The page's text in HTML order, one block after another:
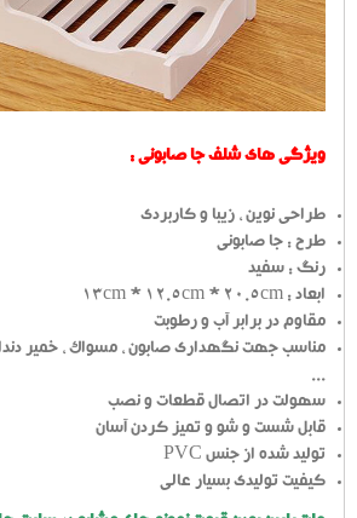
ویژگی های شلف جا صابونی :
طراحی نوین ، زیبا و کاربردی
طرح : جا صابونی
رنگ : سفید
ابعاد : 13cm * 12.5cm * 20.5cm
مقاوم در برابر آب و رطوبت
مناسب جهت نگهداری صابون ، مسواک ، خمیر
...
سهولت در اتصال قطعات و نصب
قابل شست و شو و تمیز کردن آسان
تولید شده از جنس PVC
کیفیت تولیدی بسیار عالی